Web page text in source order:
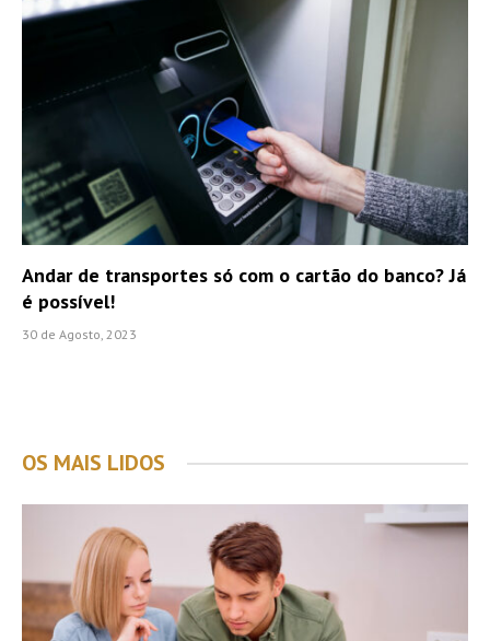
Andar de transportes só com o cartão do banco? Já
é possível!
30 de Agosto, 2023
OS MAIS LIDOS